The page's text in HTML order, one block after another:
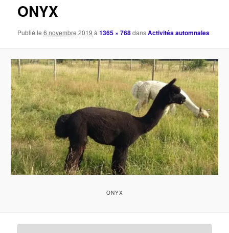
ONYX
Publié le6 novembre 2019 à1365 × 768dansActivités automnales
ONYX